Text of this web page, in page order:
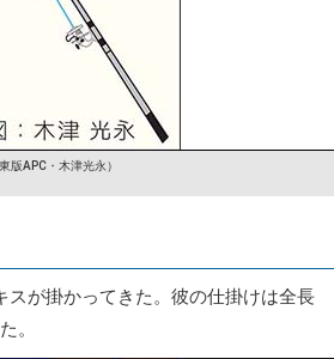
版APC・木津光永）
が掛かってきた。彼の仕掛けは全長
。